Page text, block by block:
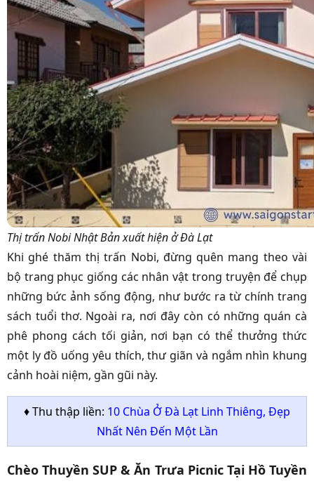
Thị trấn Nobi Nhật Bản xuất hiện ở Đà Lạt
Khi ghé thăm thị trấn Nobi, đừng quên mang theo vài
bộ trang phục giống các nhân vật trong truyện để chụp
những bức ảnh sống động, như bước ra từ chính trang
sách tuổi thơ. Ngoài ra, nơi đây còn có những quán cà
phê phong cách tối giản, nơi bạn có thể thưởng thức
một ly đồ uống yêu thích, thư giãn và ngắm nhìn khung
cảnh hoài niệm, gần gũi này.
♦ Thu thập liền: 10 Chùa Ở Đà Lạt Linh Thiêng, Đẹp
Nhất Nên Đến Một Lần
Chèo Thuyền SUP & Ăn Trưa Picnic Tại Hồ Tuyền